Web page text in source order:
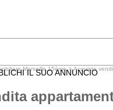
IL SUO ANNUNCIO
Marseille 15ème>Acquisto